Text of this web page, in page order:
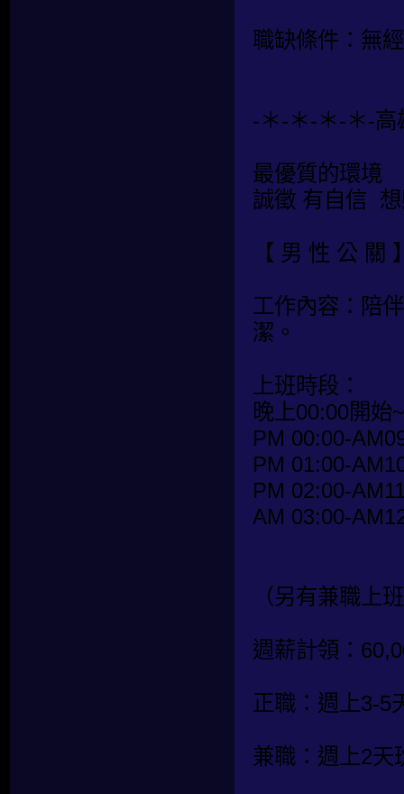
職缺條件：無
-＊-＊-＊-＊-
最優質的環境
誠徵 有自信
【 男 性 公 關
工作內容：陪
潔。
上班時段：
晚上00:00開始~
PM 00:00-
PM 01:00-
PM 02:00-
AM 03:00-
（另有兼職上
週薪計領：
正職：週上3-5
兼職：週上2天